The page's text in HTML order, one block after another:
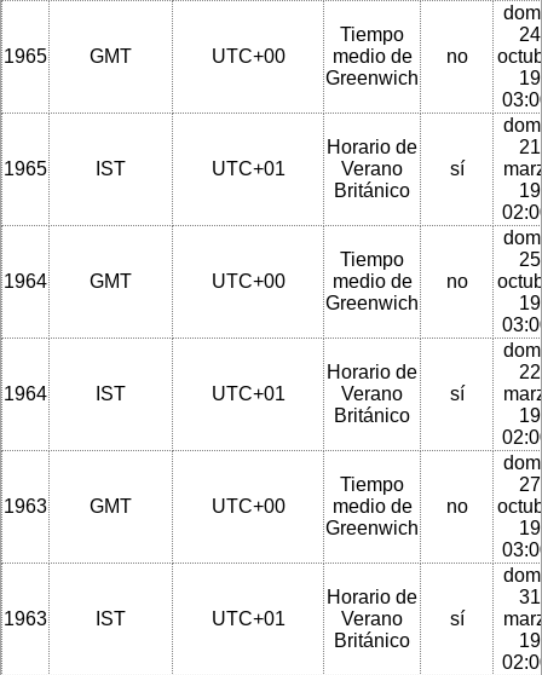
1965 GMT UTC+00
Tiempo
medio de
Greenwich
no
1965 IST UTC+01
Horario de
Verano
Británico
sí
1964 GMT UTC+00
Tiempo
medio de
Greenwich
no
1964 IST UTC+01
Horario de
Verano
Británico
sí
1963 GMT UTC+00
Tiempo
medio de
Greenwich
no
1963 IST UTC+01
Horario de
Verano
Británico
sí